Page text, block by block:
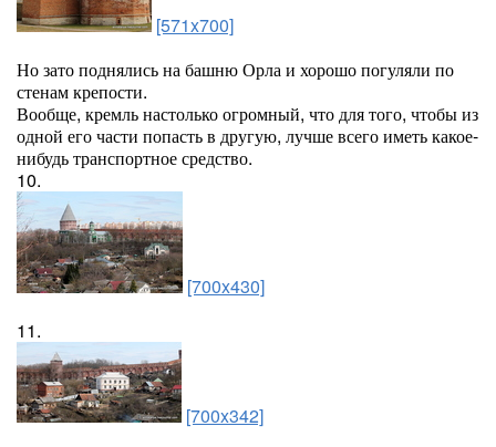
[571x700]
Но зато поднялись на башню Орла и хорошо погуляли по
стенам крепости.
Вообще, кремль настолько огромный, что для того, чтобы из
одной его части попасть в другую, лучше всего иметь какое-
нибудь транспортное средство.
10.
[700x430]
11.
[700x342]